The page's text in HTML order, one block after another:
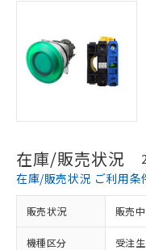
在庫/販売状況
在庫/販売状況 ご利用条
販売状況 販売中
機種区分 受注